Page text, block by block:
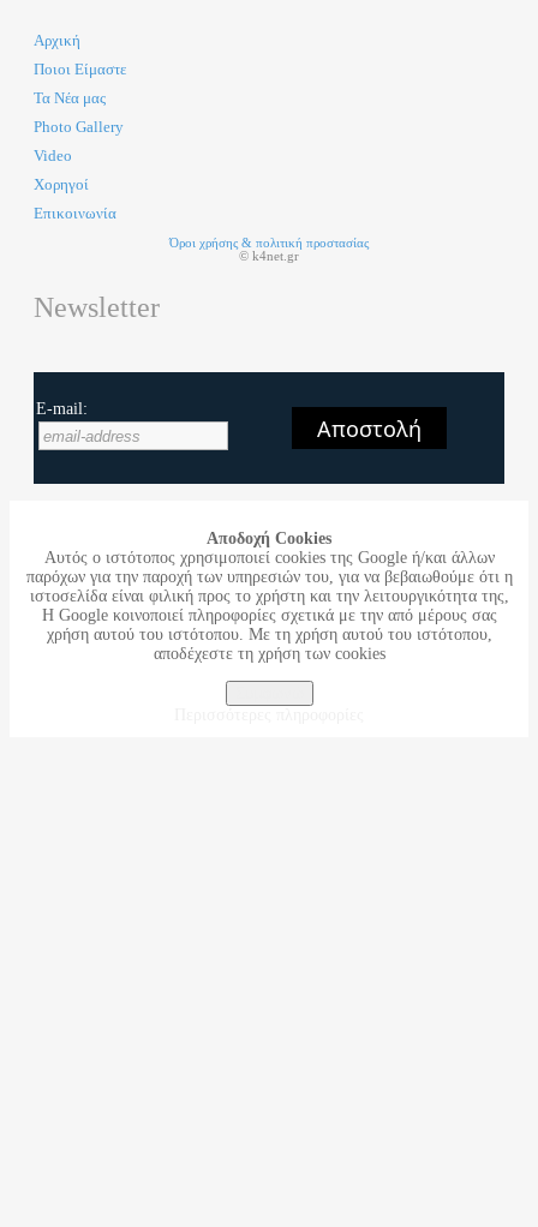
Αρχική
Ποιοι Είμαστε
Τα Νέα μας
Photo Gallery
Video
Χορηγοί
Επικοινωνία
Όροι χρήσης & πολιτική προστασίας
© k4net.gr
Newsletter
E-mail:
Αποστολή
Aποδοχή Cookies
Αυτός ο ιστότοπος χρησιμοποιεί cookies της Google ή/και άλλων
παρόχων για την παροχή των υπηρεσιών του, για να βεβαιωθούμε ότι η
ιστοσελίδα είναι φιλική προς το χρήστη και την λειτουργικότητα της,
Η Google κοινοποιεί πληροφορίες σχετικά με την από μέρους σας
χρήση αυτού του ιστότοπου. Με τη χρήση αυτού του ιστότοπου,
αποδέχεστε τη χρήση των cookies